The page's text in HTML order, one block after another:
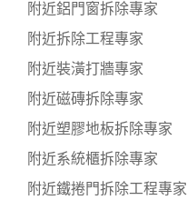
附近鋁門窗拆除專家
附近拆除工程專家
附近裝潢打牆專家
附近磁磚拆除專家
附近塑膠地板拆除專家
附近系統櫃拆除專家
附近鐵捲門拆除工程專家